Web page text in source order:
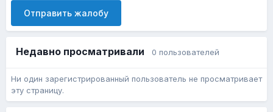
Отправить жалобу
Недавно просматривали 0 пользователей
Ни один зарегистрированный пользователь не просматривает
эту страницу.